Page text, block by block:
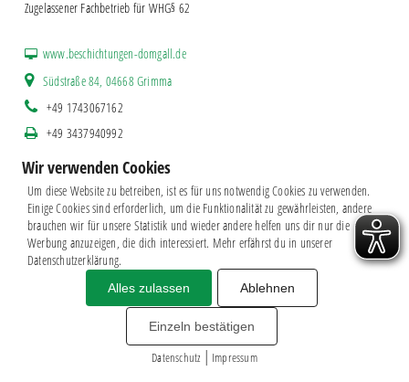
Zugelassener Fachbetrieb für WHG§ 62
www.beschichtungen-domgall.de
Südstraße 84, 04668 Grimma
+49 1743067162
+49 3437940992
m.domgall@t-online.de
Impressum|Datenschutz
BSG CHEMIE LEIPZIG © 2026
MITGLIEDERZAHL: 2.816
webdesign by3W
Wir verwenden Cookies
Um diese Website zu betreiben, ist es für uns notwendig Cookies zu verwenden.
Einige Cookies sind erforderlich, um die Funktionalität zu gewährleisten, andere
brauchen wir für unsere Statistik und wieder andere helfen uns dir nur die
Werbung anzuzeigen, die dich interessiert. Mehr erfährst du in unserer
Datenschutzerklärung.
Alles zulassen Ablehnen
Einzeln bestätigen
Datenschutz | Impressum